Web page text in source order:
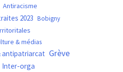
Antiracisme
2023 Bobigny
& médias
antipatriarcat Grève
Inter-orga